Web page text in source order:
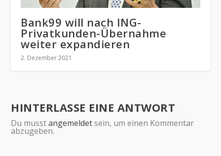
Bank99 will nach ING-
Privatkunden-Übernahme
weiter expandieren
2. Dezember 2021
HINTERLASSE EINE ANTWORT
Du musstangemeldetsein, um einen Kommentar
abzugeben.